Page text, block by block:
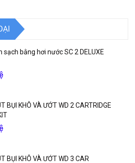
sạch bằng hơi nước SC 2 DELUXE
BỤI KHÔ VÀ ƯỚT WD 2 CARTRIDGE
BỤI KHÔ VÀ ƯỚT WD 3 CAR